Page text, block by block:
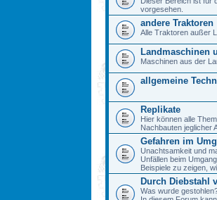
vorgesehen.
andere Traktoren
Alle Traktoren außer
Landmaschinen
Maschinen aus der
allgemeine
Replikate
Hier können alle
Nachbauten jeglicher
Gefahren im
Unachtsamkeit und
Unfällen beim
Beispiele zu zeigen,
Durch Diebstahl
Was wurde